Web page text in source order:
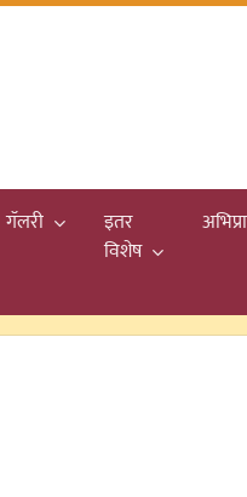
गॅलरी
इतर
विशेष